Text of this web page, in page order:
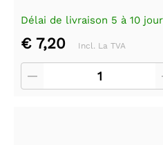
Délai de livraison 5 à 10
€ 7,20 Incl. La TVA